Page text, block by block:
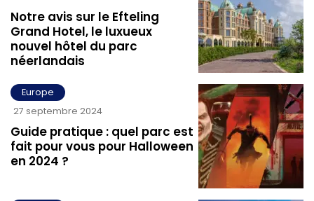
Notre avis sur le Efteling
Grand Hotel, le luxueux
nouvel hôtel du parc
néerlandais
Europe
27 septembre 2024
Guide pratique : quel parc est
fait pour vous pour Halloween
en 2024 ?